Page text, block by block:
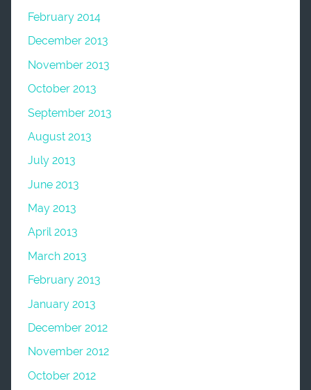
February 2014
December 2013
November 2013
October 2013
September 2013
August 2013
July 2013
June 2013
May 2013
April 2013
March 2013
February 2013
January 2013
December 2012
November 2012
October 2012